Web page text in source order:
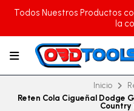
Todos Nuestros Productos
la
Inicio
Reten Cola Cigueñal Dodge
Country